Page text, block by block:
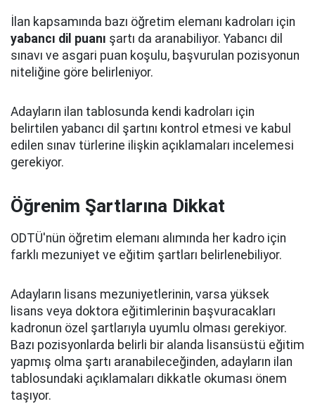
İlan kapsamında bazı öğretim elemanı kadroları için
yabancı dil puanı şartı da aranabiliyor. Yabancı dil
sınavı ve asgari puan koşulu, başvurulan pozisyonun
niteliğine göre belirleniyor.
Adayların ilan tablosunda kendi kadroları için
belirtilen yabancı dil şartını kontrol etmesi ve kabul
edilen sınav türlerine ilişkin açıklamaları incelemesi
gerekiyor.
Öğrenim Şartlarına Dikkat
ODTÜ'nün öğretim elemanı alımında her kadro için
farklı mezuniyet ve eğitim şartları belirlenebiliyor.
Adayların lisans mezuniyetlerinin, varsa yüksek
lisans veya doktora eğitimlerinin başvuracakları
kadronun özel şartlarıyla uyumlu olması gerekiyor.
Bazı pozisyonlarda belirli bir alanda lisansüstü eğitim
yapmış olma şartı aranabileceğinden, adayların ilan
tablosundaki açıklamaları dikkatle okuması önem
taşıyor.